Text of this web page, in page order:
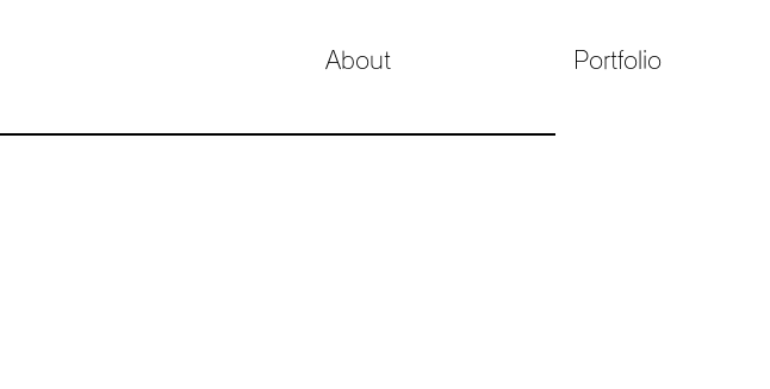
About Portfolio